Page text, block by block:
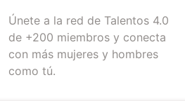
Únete a la red de Talentos 4.0
de +200 miembros y conecta
con más mujeres y hombres
como tú.